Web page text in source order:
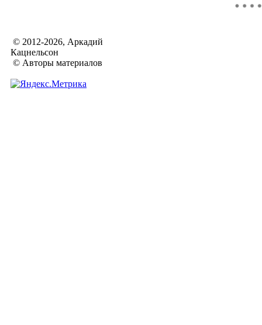
© 2012-2026, Аркадий
Кацнельсон
© Авторы материалов